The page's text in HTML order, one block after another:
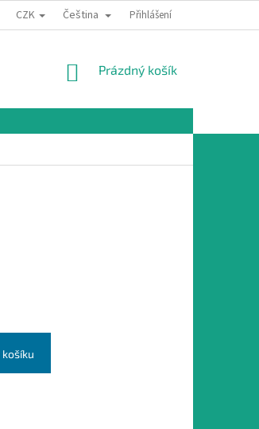
CZK Čeština Přihlášení
NÁKUPNÍ
Prázdný košík